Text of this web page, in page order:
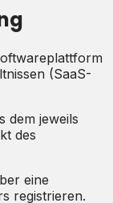
(SaaS-
dem jeweils
des
eine
registrieren.